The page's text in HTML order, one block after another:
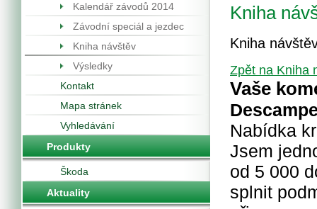
Kniha
Kniha
Zpět na Kniha
Vaše
Nabídka
Jsem
od 5 000
splnit
Kalendář závodů 2014
Závodní speciál a jezdec
Kniha návštěv
Výsledky
Kontakt
Mapa stránek
Vyhledávání
Produkty
Škoda
Aktuality